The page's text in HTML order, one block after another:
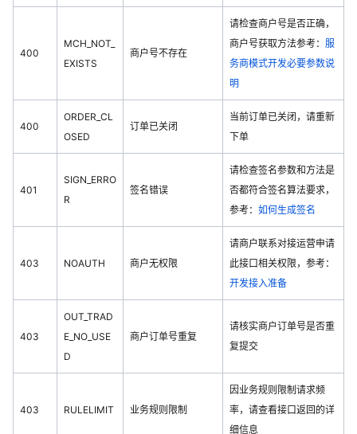
400
MCH_NOT_
EXISTS
商户号不存在
请检查商户号是否正确，
商户号获取方法参考： 服
务商模式开发必要参数说
明
400
ORDER_CL
OSED
订单已关闭
当前订单已关闭，请重新
下单
401
SIGN_ERRO
R
签名错误
请检查签名参数和方法是
否都符合签名算法要求，
参考： 如何生成签名
403 NOAUTH 商户无权限
请商户联系对接运营申请
此接口相关权限，参考：
开发接入准备
403
OUT_TRAD
E_NO_USE
D
商户订单号重复
请核实商户订单号是否重
复提交
403 RULELIMIT 业务规则限制
因业务规则限制请求频
率，请查看接口返回的详
细信息